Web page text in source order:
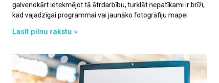
galvenokārt ietekmējot tā ātrdarbību, turklāt nepatīkami ir brīži,
kad vajadzīgai programmai vai jaunāko fotogrāfiju mapei
Lasīt pilnu rakstu »